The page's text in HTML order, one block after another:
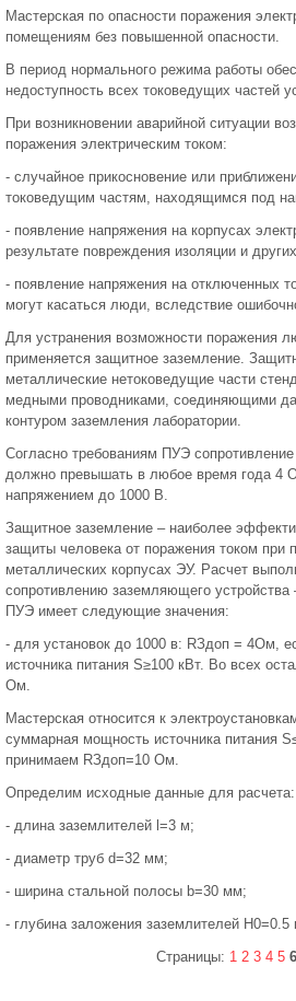
Мастерская по опасности поражения
помещениям без повышенной опасности.
В период нормального режима работы
недоступность всех токоведущих частей
При возникновении аварийной ситуации
поражения электрическим током:
- случайное прикосновение или
токоведущим частям, находящимся под
- появление напряжения на корпусах
результате повреждения изоляции и
- появление напряжения на отключенных
могут касаться люди, вследствие
Для устранения возможности поражения
применяется защитное заземление.
металлические нетоковедущие части
медными проводниками, соединяющими
контуром заземления лаборатории.
Согласно требованиям ПУЭ
должно превышать в любое время года 4
напряжением до 1000 В.
Защитное заземление – наиболее
защиты человека от поражения током при
металлических корпусах ЭУ. Расчет
сопротивлению заземляющего устройства
ПУЭ имеет следующие значения:
- для установок до 1000 в: RЗдоп = 4Ом,
источника питания S≥100 кВт. Во всех
Ом.
Мастерская относится к
суммарная мощность источника питания
принимаем RЗдоп=10 Ом.
Определим исходные данные для расчета:
- длина заземлителей l=3 м;
- диаметр труб d=32 мм;
- ширина стальной полосы b=30 мм;
- глубина заложения заземлителей H0=0.5
Страницы: 1 2 3 4 5 6